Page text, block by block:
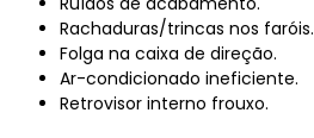
Rachaduras/trincas nos faróis.
Folga na caixa de direção.
Ar-condicionado ineficiente.
Retrovisor interno frouxo.